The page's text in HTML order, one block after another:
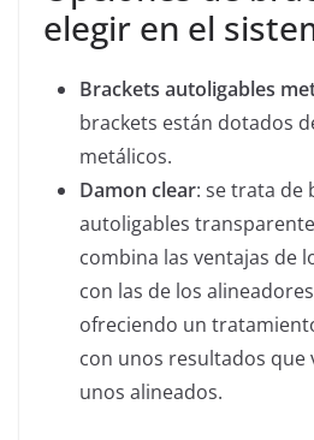
elegir en el
Brackets autoligables
brackets están dotados
metálicos.
Damon clear: se trata de
autoligables
combina las ventajas de
con las de los
ofreciendo un
con unos resultados que
unos alineados.